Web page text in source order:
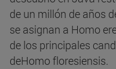
de un millón de años
se asignan a Homo
de los principales
deHomo floresiensis.